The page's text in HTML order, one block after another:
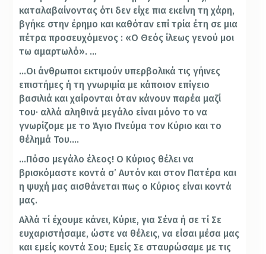
καταλαβαίνοντας ότι δεν είχε πια εκείνη τη χάρη,
βγήκε στην έρημο και καθόταν επί τρία έτη σε μια
πέτρα προσευχόμενος : «Ο Θεός ίλεως γενού μοι
τω αμαρτωλό». …
…Οι άνθρωποι εκτιμούν υπερβολικά τις γήινες
επιστήμες ή τη γνωριμία με κάποιον επίγειο
βασιλιά και χαίρονται όταν κάνουν παρέα μαζί
του· αλλά αληθινά μεγάλο είναι μόνο το να
γνωρίζομε με το Άγιο Πνεύμα τον Κύριο και το
θέλημά Του….
…Πόσο μεγάλο έλεος! Ο Κύριος θέλει να
βρισκόμαστε κοντά σ’ Αυτόν και στον Πατέρα και
η ψυχή μας αισθάνεται πως ο Κύριος είναι κοντά
μας.
Αλλά τί έχουμε κάνει, Κύριε, για Σένα ή σε τί Σε
ευχαριστήσαμε, ώστε να θέλεις, να είσαι μέσα μας
και εμείς κοντά Σου; Εμείς Σε σταυρώσαμε με τις